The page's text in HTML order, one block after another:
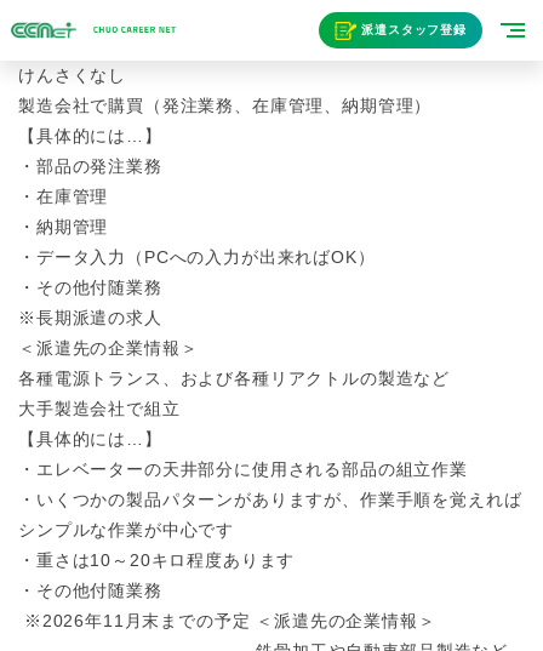
派遣スタッフ登録
けんさくなし
製造会社で購買（発注業務、在庫管理、納期管理）
【具体的には…】
・部品の発注業務
・在庫管理
・納期管理
・データ入力（PCへの入力が出来ればOK）
・その他付随業務
※長期派遣の求人
＜派遣先の企業情報＞
各種電源トランス、および各種リアクトルの製造など
大手製造会社で組立
【具体的には…】
・エレベーターの天井部分に使用される部品の組立作業
・いくつかの製品パターンがありますが、作業手順を覚えれば
シンプルな作業が中心です
・重さは10～20キロ程度あります
・その他付随業務
※2026年11月末までの予定 ＜派遣先の企業情報＞